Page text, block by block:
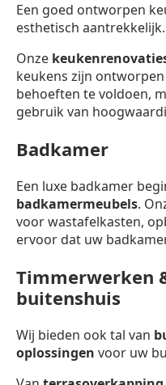
Een goed ontworpen
esthetisch aantrekkelijk.
Onze
keukens zijn
behoeften te voldoen,
gebruik van
Badkamer
Een luxe badkamer
badkamermeubels.
voor wastafelkasten,
ervoor dat uw
Timmerwerken
buitenshuis
Wij bieden ook tal van
oplossingen voor uw